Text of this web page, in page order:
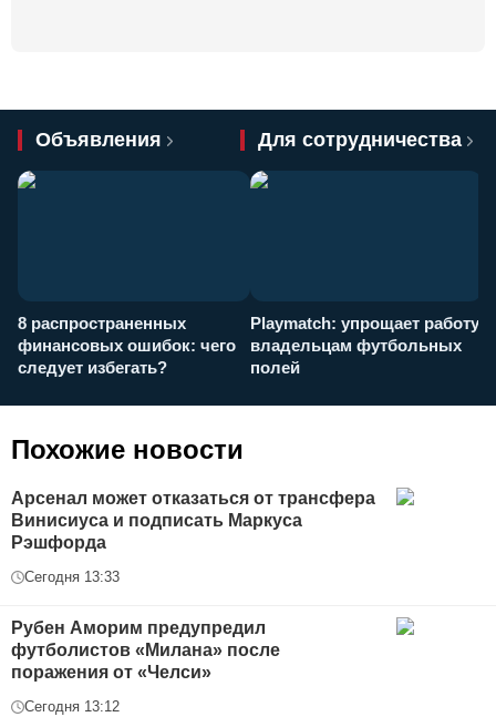
Объявления Для сотрудничества
8 распространенных
финансовых ошибок: чего
следует избегать?
Playmatch: упрощает работу
владельцам футбольных
полей
Похожие новости
Арсенал может отказаться от трансфера
Винисиуса и подписать Маркуса
Рэшфорда
Сегодня 13:33
Рубен Аморим предупредил
футболистов «Милана» после
поражения от «Челси»
Сегодня 13:12